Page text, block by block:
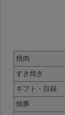
焼肉
すき焼き
ギフト・目録
焼豚